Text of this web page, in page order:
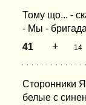
Тому що... -
- Мы -
41
+ 14
Сторонники
белые с